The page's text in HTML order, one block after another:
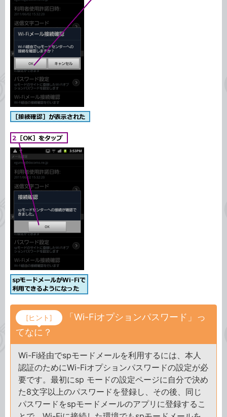
[ヒント]
「Wi-Fiオプションパスワード」っ
てなに？
Wi-Fi経由でspモードメールを利用するには、本人
認証のためにWi-Fiオプションパスワードの設定が必
要です。最初にsp モードの設定ページに自分で決め
た8文字以上のパスワードを登録し、その後、同じ
パスワードをspモードメールのアプリに登録するこ